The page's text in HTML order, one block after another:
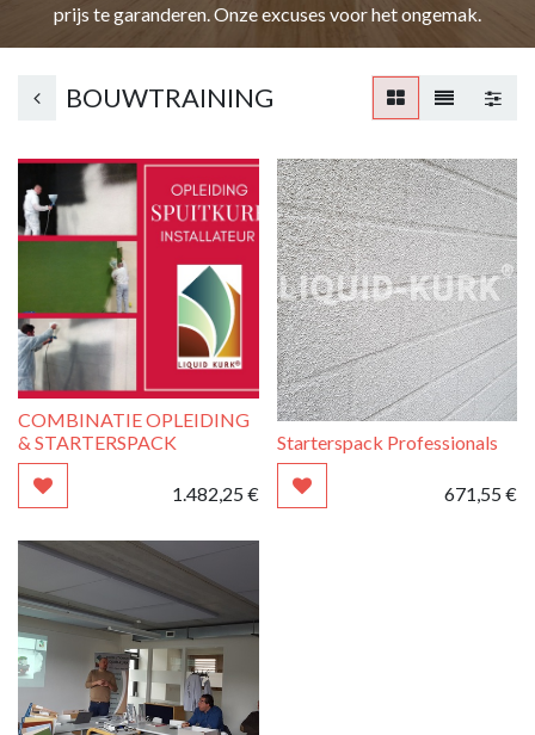
prijs te garanderen. Onze excuses voor het ongemak.
BOUWTRAINING
COMBINATIE OPLEIDING
& STARTERSPACK
1.482,25€
Starterspack Professionals
671,55€